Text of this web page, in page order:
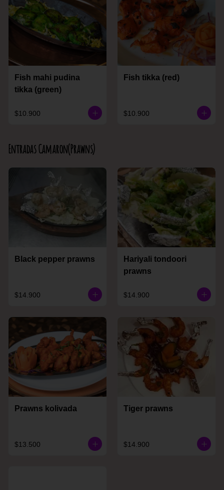
Fish mahi pudina
tikka (green)
$10.900
Fish tikka (red)
$10.900
Entradas Camaron(Prawns)
Black pepper prawns
$14.900
Hariyali tondoori
prawns
$14.900
Prawns kolivada
$13.500
Tiger prawns
$14.900